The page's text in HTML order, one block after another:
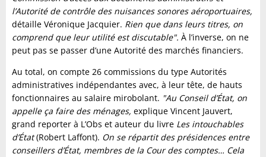
l’Autorité de contrôle des nuisances sonores aéroportuaires,
détaille Véronique Jacquier. Rien que dans leurs titres, on
comprend que leur utilité est discutable". À l’inverse, on ne
peut pas se passer d’une Autorité des marchés financiers.
Au total, on compte 26 commissions du type Autorités
administratives indépendantes avec, à leur tête, de hauts
fonctionnaires au salaire mirobolant. "Au Conseil d’État, on
appelle ça faire des ménages, explique Vincent Jauvert,
grand reporter à L’Obs et auteur du livre Les intouchables
d’État(Robert Laffont). On se répartit des présidences entre
conseillers d’État, membres de la Cour des comptes… Cela